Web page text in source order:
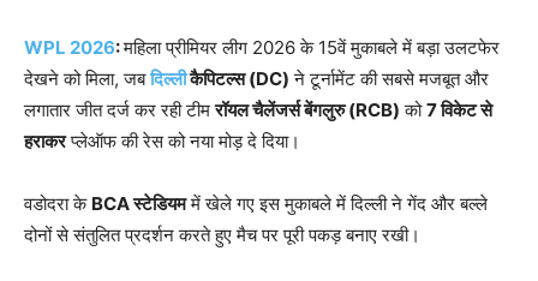
WPL 2026:महिला प्रीमियर लीग 2026 के 15वें मुकाबले में बड़ा उलटफेर
देखने को मिला, जबदिल्लीकैपिटल्स (DC) ने टूर्नामेंट की सबसे मजबूत और
लगातार जीत दर्ज कर रही टीमरॉयल चैलेंजर्स बेंगलुरु (RCB) को7विकेट से
हराकरप्लेऑफ की रेस को नया मोड़ दे दिया।
वडोदरा के BCAस्टेडियममें खेले गए इस मुकाबले में दिल्ली ने गेंद और बल्ले
दोनों से संतुलित प्रदर्शन करते हुए मैच पर पूरी पकड़ बनाए रखी।